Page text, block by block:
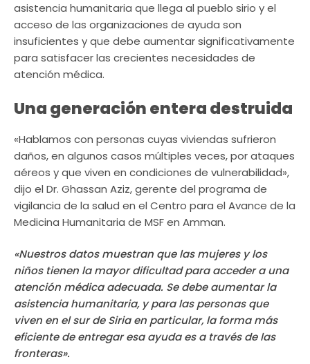
asistencia humanitaria que llega al pueblo sirio y el
acceso de las organizaciones de ayuda son
insuficientes y que debe aumentar significativamente
para satisfacer las crecientes necesidades de
atención médica.
Una generación entera destruida
«Hablamos con personas cuyas viviendas sufrieron
daños, en algunos casos múltiples veces, por ataques
aéreos y que viven en condiciones de vulnerabilidad»,
dijo el Dr. Ghassan Aziz, gerente del programa de
vigilancia de la salud en el Centro para el Avance de la
Medicina Humanitaria de MSF en Amman.
«Nuestros datos muestran que las mujeres y los
niños tienen la mayor dificultad para acceder a una
atención médica adecuada. Se debe aumentar la
asistencia humanitaria, y para las personas que
viven en el sur de Siria en particular, la forma más
eficiente de entregar esa ayuda es a través de las
fronteras».